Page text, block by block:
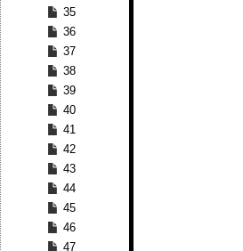
35
36
37
38
39
40
41
42
43
44
45
46
47